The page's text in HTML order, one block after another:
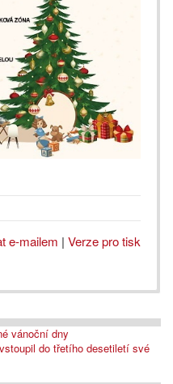
e-mailem | Verze pro tisk
vánoční dny
do třetího desetiletí své